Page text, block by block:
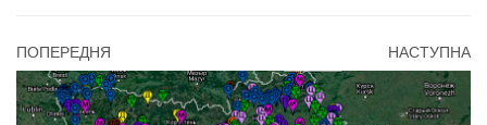
ПОПЕРЕДНЯ НАСТУПНА